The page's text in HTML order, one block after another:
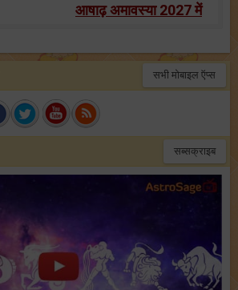
आषाढ़ अमावस्या 2027 में
सभी मोबाइल ऍप्स
सब्सक्राइब